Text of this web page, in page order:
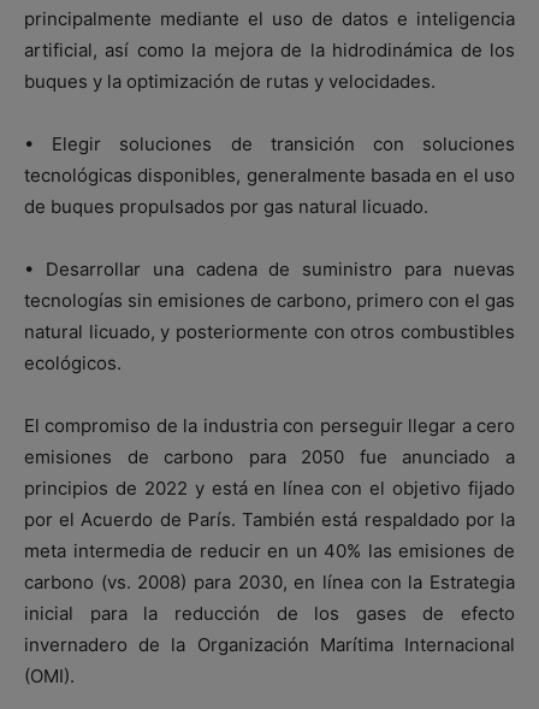
principalmente mediante el uso de datos e inteligencia
artificial, así como la mejora de la hidrodinámica de los
buques y la optimización de rutas y velocidades.
• Elegir soluciones de transición con soluciones
tecnológicas disponibles, generalmente basada en el uso
de buques propulsados por gas natural licuado.
• Desarrollar una cadena de suministro para nuevas
tecnologías sin emisiones de carbono, primero con el gas
natural licuado, y posteriormente con otros combustibles
ecológicos.
El compromiso de la industria con perseguir llegar a cero
emisiones de carbono para 2050 fue anunciado a
principios de 2022 y está en línea con el objetivo fijado
por el Acuerdo de París. También está respaldado por la
meta intermedia de reducir en un 40% las emisiones de
carbono (vs. 2008) para 2030, en línea con la Estrategia
inicial para la reducción de los gases de efecto
invernadero de la Organización Marítima Internacional
(OMI).